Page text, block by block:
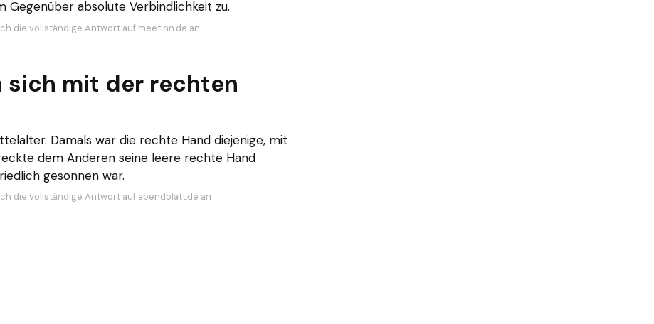
absolute Verbindlichkeit zu.
die vollständige Antwort auf meetinn.de an
sich mit der rechten
Damals war die rechte Hand diejenige, mit
dem Anderen seine leere rechte Hand
gesonnen war.
die vollständige Antwort auf abendblatt.de an